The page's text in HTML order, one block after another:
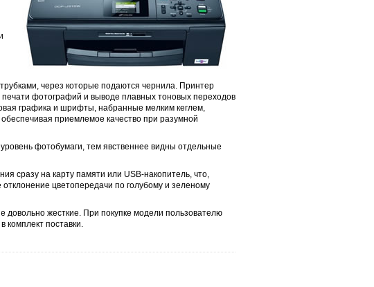
через которые подаются чернила. Принтер
фотографий и выводе плавных тоновых переходов
графика и шрифты, набранные мелким кеглем,
приемлемое качество при разумной
фотобумаги, тем явственнее видны отдельные
сразу на карту памяти или USB-накопитель, что,
цветопередачи по голубому и зеленому
жесткие. При покупке модели пользователю
комплект поставки.